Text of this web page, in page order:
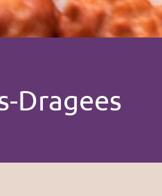
Dragees